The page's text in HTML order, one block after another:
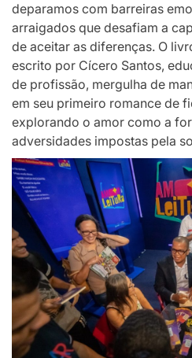
deparamos com barreiras
arraigados que desafiam a
de aceitar as diferenças. O
escrito por Cícero Santos,
de profissão, mergulha de
em seu primeiro romance de
explorando o amor como a
adversidades impostas pela